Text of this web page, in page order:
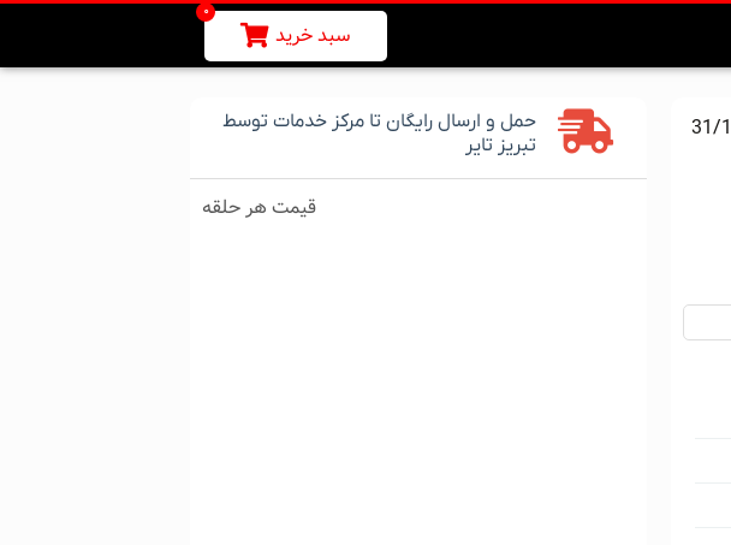
سبد خرید
۰
حمل و ارسال رایگان تا مرکز خدمات توسط
تبریز تایر
قیمت هر حلقه